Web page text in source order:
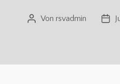
Beitragsautor
Von rsvadmin